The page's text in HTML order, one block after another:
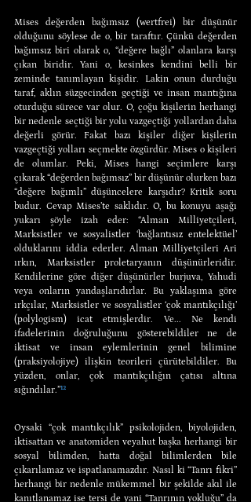
Mises değerden bağımsız (wertfrei) bir düşünür
olduğunu söylese de o, bir taraftır. Çünkü değerden
bağımsız biri olarak o, “değere bağlı” olanlara karşı
çıkan biridir. Yani o, kesinkes kendini belli bir
zeminde tanımlayan kişidir. Lakin onun durduğu
taraf, aklın süzgecinden geçtiği ve insan mantığına
oturduğu sürece var olur. O, çoğu kişilerin herhangi
bir nedenle seçtiği bir yolu vazgeçtiği yollardan daha
değerli görür. Fakat bazı kişiler diğer kişilerin
vazgeçtiği yolları seçmekte özgürdür. Mises o kişileri
de olumlar. Peki, Mises hangi seçimlere karşı
çıkarak “değerden bağımsız” bir düşünür olurken bazı
“değere bağımlı” düşüncelere karşıdır? Kritik soru
budur. Cevap Mises’te saklıdır. O, bu konuyu aşağı
yukarı şöyle izah eder: “Alman Milliyetçileri,
Marksistler ve sosyalistler ‘bağlantısız entelektüel’
olduklarını iddia ederler. Alman Milliyetçileri Ari
ırkın, Marksistler proletaryanın düşünürleridir.
Kendilerine göre diğer düşünürler burjuva, Yahudi
veya onların yandaşlarıdırlar. Bu yaklaşıma göre
ırkçılar, Marksistler ve sosyalistler ‘çok mantıkçılığı’
(polylogism) icat etmişlerdir. Ve... Ne kendi
ifadelerinin doğruluğunu gösterebildiler ne de
iktisat ve insan eylemlerinin genel bilimine
(praksiyolojiye) ilişkin teorileri çürütebildiler. Bu
yüzden, onlar, çok mantıkçılığın çatısı altına
sığındılar.”¹²
Oysaki “çok mantıkçılık” psikolojiden, biyolojiden,
iktisattan ve anatomiden veyahut başka herhangi bir
sosyal bilimden, hatta doğal bilimlerden bile
çıkarılamaz ve ispatlanamazdır. Nasıl ki “Tanrı fikri”
herhangi bir nedenle mükemmel bir şekilde akıl ile
kanıtlanamaz ise tersi de yani “Tanrının yokluğu” da